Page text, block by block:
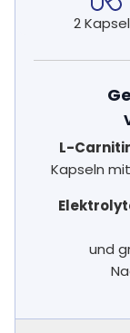
2
L-
Kapseln
und